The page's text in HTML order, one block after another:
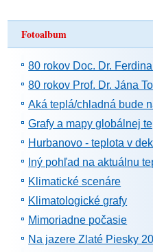
Fotoalbum
80 rokov Doc. Dr.
80 rokov Prof. Dr. Jána
Aká teplá/chladná bude
Grafy a mapy globálnej
Hurbanovo - teplota v
Iný pohľad na aktuálnu
Klimatické scenáre
Klimatologické grafy
Mimoriadne počasie
Na jazere Zlaté Piesky